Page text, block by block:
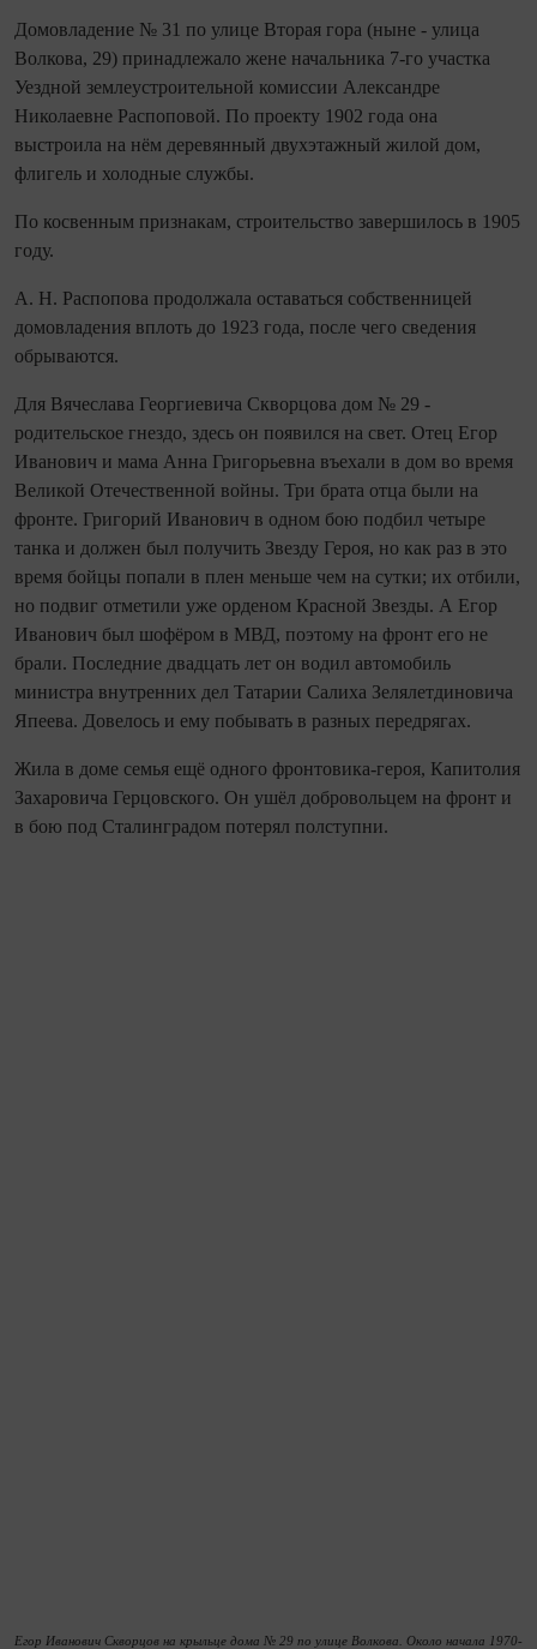
Домовладение № 31 по улице Вторая гора (ныне - улица
Волкова, 29) принадлежало жене начальника 7‑го участка
Уездной землеустрои­тель­ной комиссии Александре
Николаевне Распоповой. По проекту 1902 года она
выстроила на нём деревянный двух­этаж­ный жилой дом,
флигель и холодные службы.
По косвенным признакам, строи­тель­ство завершилось в 1905
году.
А. Н. Распопова продолжала оставаться собственницей
домовладения вплоть до 1923 года, после чего сведения
обрываются.
Для Вячеслава Георгиевича Скворцова дом № 29 -
родительское гнездо, здесь он появился на свет. Отец Егор
Иванович и мама Анна Гри­горь­евна въехали в дом во время
Великой Оте­че­ственной вой­ны. Три брата отца были на
фронте. Григорий Иванович в одном бою подбил четыре
танка и должен был получить Звезду Героя, но как раз в это
время бойцы попали в плен меньше чем на сутки; их отбили,
но подвиг отметили уже орденом Красной Звезды. А Егор
Иванович был шофёром в МВД, поэтому на фронт его не
брали. Последние два­дцать лет он водил автомобиль
министра внутренних дел Татарии Салиха Зелялетдиновича
Япеева. Довелось и ему побывать в разных передрягах.
Жила в доме семья ещё одного фронтовика‑героя, Капитолия
Захаровича Герцовского. Он ушёл добровольцем на фронт и
в бою под Сталинградом потерял полступни.
Егор Иванович Скворцов на крыльце дома № 29 по улице Волкова. Около начала 1970-